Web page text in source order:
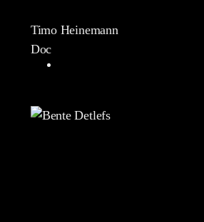
Timo Heinemann
Doc